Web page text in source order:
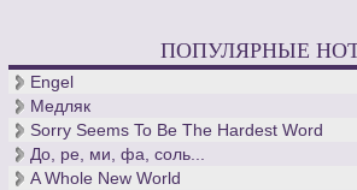
ПОПУЛЯРНЫЕ
Engel
Медляк
Sorry Seems To Be The Hardest Word
До, ре, ми, фа, соль...
A Whole New World